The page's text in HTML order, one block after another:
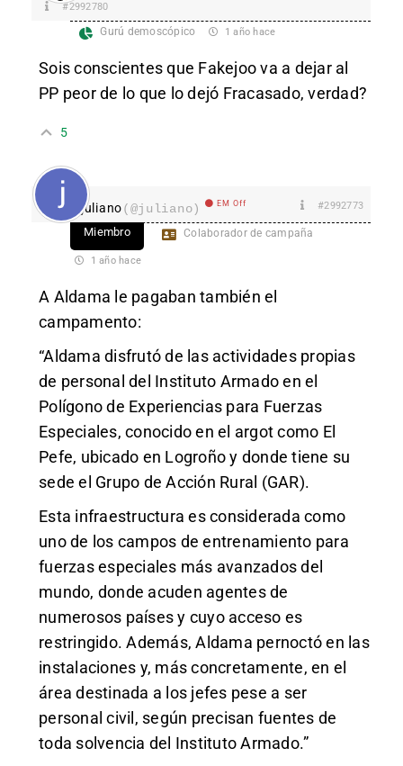
#2992780
Gurú demoscópico 1 año hace
Sois conscientes que Fakejoo va a dejar al
PP peor de lo que lo dejó Fracasado, verdad?
5
juliano(@juliano) EM Off #2992773
Miembro Colaborador de campaña
1 año hace
A Aldama le pagaban también el
campamento:
“Aldama disfrutó de las actividades propias
de personal del Instituto Armado en el
Polígono de Experiencias para Fuerzas
Especiales, conocido en el argot como El
Pefe, ubicado en Logroño y donde tiene su
sede el Grupo de Acción Rural (GAR).
Esta infraestructura es considerada como
uno de los campos de entrenamiento para
fuerzas especiales más avanzados del
mundo, donde acuden agentes de
numerosos países y cuyo acceso es
restringido. Además, Aldama pernoctó en las
instalaciones y, más concretamente, en el
área destinada a los jefes pese a ser
personal civil, según precisan fuentes de
toda solvencia del Instituto Armado.”